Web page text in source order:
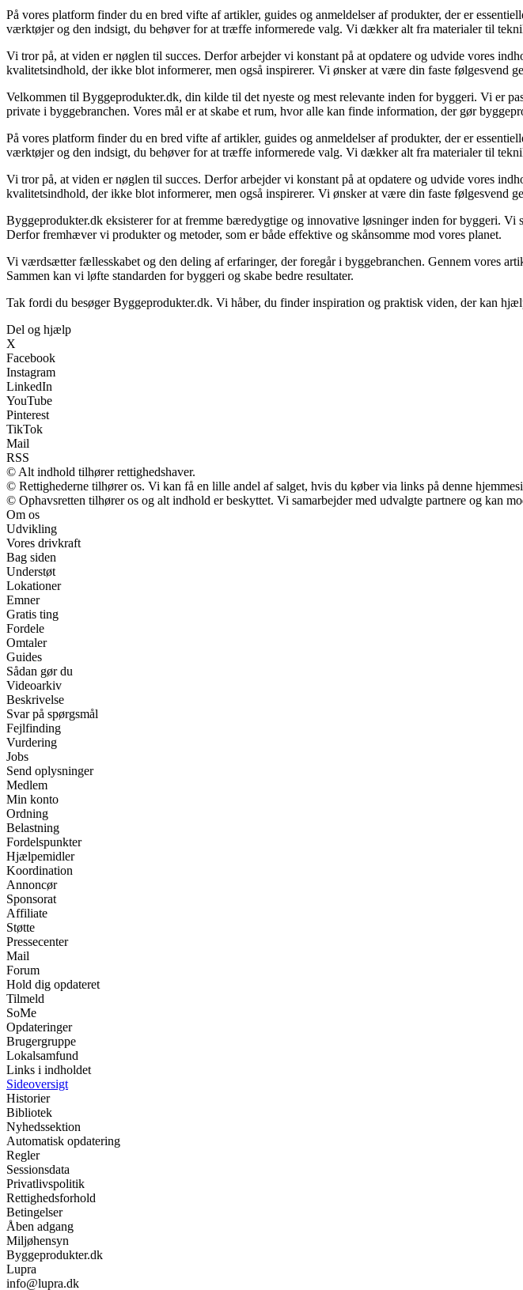
På vores platform finder du en bred vifte af artikler, guides og anmeldelser af produkter, der er
værktøjer og den indsigt, du behøver for at træffe informerede valg. Vi dækker alt fra materialer til
Vi tror på, at viden er nøglen til succes. Derfor arbejder vi konstant på at opdatere og udvide vores
kvalitetsindhold, der ikke blot informerer, men også inspirerer. Vi ønsker at være din faste følgesvend
Velkommen til Byggeprodukter.dk, din kilde til det nyeste og mest relevante inden for byggeri. Vi er
private i byggebranchen. Vores mål er at skabe et rum, hvor alle kan finde information, der gør
På vores platform finder du en bred vifte af artikler, guides og anmeldelser af produkter, der er
værktøjer og den indsigt, du behøver for at træffe informerede valg. Vi dækker alt fra materialer til
Vi tror på, at viden er nøglen til succes. Derfor arbejder vi konstant på at opdatere og udvide vores
kvalitetsindhold, der ikke blot informerer, men også inspirerer. Vi ønsker at være din faste følgesvend
Byggeprodukter.dk eksisterer for at fremme bæredygtige og innovative løsninger inden for byggeri.
Derfor fremhæver vi produkter og metoder, som er både effektive og skånsomme mod vores planet.
Vi værdsætter fællesskabet og den deling af erfaringer, der foregår i byggebranchen. Gennem vores
Sammen kan vi løfte standarden for byggeri og skabe bedre resultater.
Tak fordi du besøger Byggeprodukter.dk. Vi håber, du finder inspiration og praktisk viden, der kan
Del og hjælp
X
Facebook
Instagram
LinkedIn
YouTube
Pinterest
TikTok
Mail
RSS
© Alt indhold tilhører rettighedshaver.
© Rettighederne tilhører os. Vi kan få en lille andel af salget, hvis du køber via links på denne
© Ophavsretten tilhører os og alt indhold er beskyttet. Vi samarbejder med udvalgte partnere og kan
Om os
Udvikling
Vores drivkraft
Bag siden
Understøt
Lokationer
Emner
Gratis ting
Fordele
Omtaler
Guides
Sådan gør du
Videoarkiv
Beskrivelse
Svar på spørgsmål
Fejlfinding
Vurdering
Jobs
Send oplysninger
Medlem
Min konto
Ordning
Belastning
Fordelspunkter
Hjælpemidler
Koordination
Annoncør
Sponsorat
Affiliate
Støtte
Pressecenter
Mail
Forum
Hold dig opdateret
Tilmeld
SoMe
Opdateringer
Brugergruppe
Lokalsamfund
Links i indholdet
Sideoversigt
Historier
Bibliotek
Nyhedssektion
Automatisk opdatering
Regler
Sessionsdata
Privatlivspolitik
Rettighedsforhold
Betingelser
Åben adgang
Miljøhensyn
Byggeprodukter.dk
Lupra
info@lupra.dk